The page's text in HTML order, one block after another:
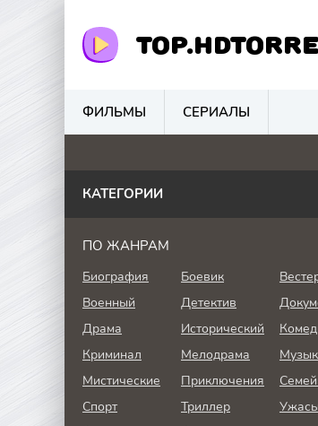
ФИЛЬМЫ СЕРИАЛЫ
0 0 0
КАТЕГОРИИ
ПО ЖАНРАМ
Биография Боевик
Военный
Детектив
Драма
Исторический
Криминал
Мелодрама
Мистические
Приключения
Спорт
Триллер
Ужасы